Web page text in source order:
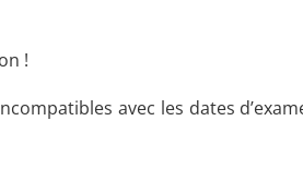
!
avec les dates